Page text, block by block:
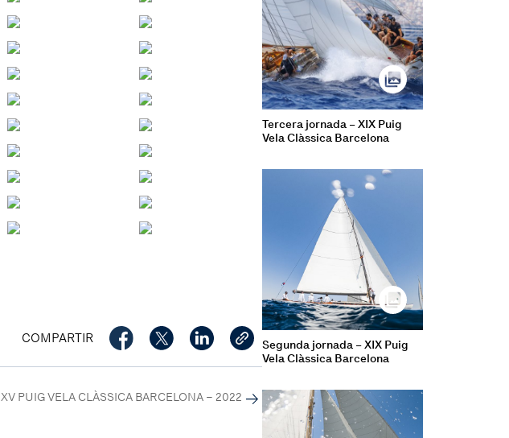
COMPARTIR
XV PUIG VELA CLÀSSICA BARCELONA – 2022
Tercera jornada – XIX Puig
Vela Clàssica Barcelona
Segunda jornada – XIX Puig
Vela Clàssica Barcelona